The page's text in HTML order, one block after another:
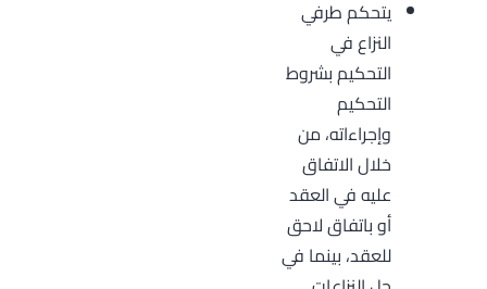
يتحكم طرفي
النزاع في
التحكيم بشروط
التحكيم
وإجراءاته، من
خلال الاتفاق
عليه في العقد
أو باتفاق لاحق
للعقد، بينما في